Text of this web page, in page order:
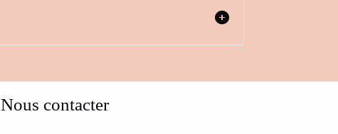
Nous contacter